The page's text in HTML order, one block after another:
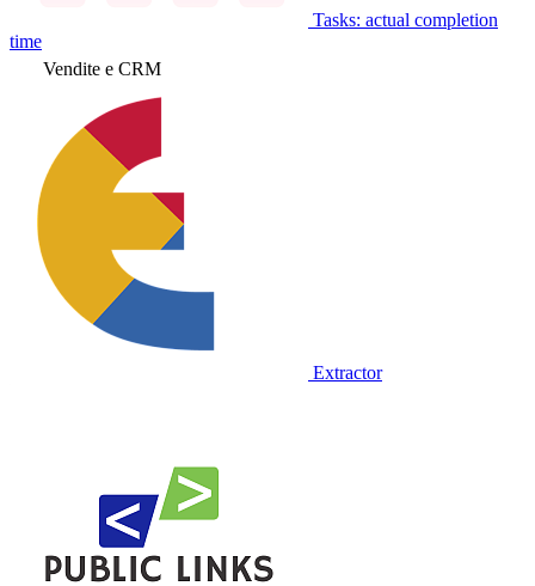
Tasks: actual completion
time
Vendite e CRM
Extractor